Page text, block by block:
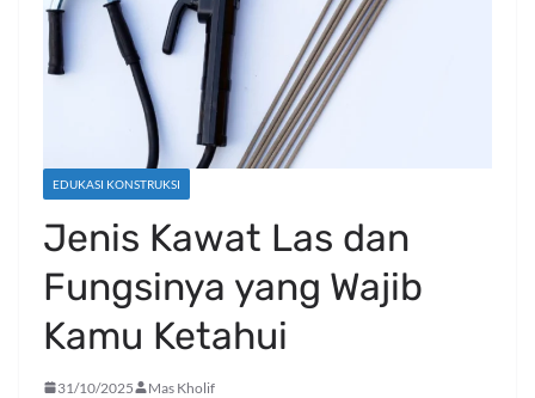
EDUKASI KONSTRUKSI
Jenis Kawat Las dan
Fungsinya yang Wajib
Kamu Ketahui
31/10/2025 Mas Kholif